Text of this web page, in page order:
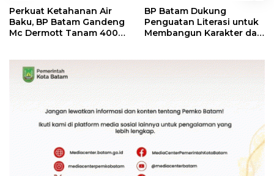
Perkuat Ketahanan Air
Baku, BP Batam Gandeng
Mc Dermott Tanam 400
BP Batam Dukung
Penguatan Literasi untuk
Membangun Karakter dan